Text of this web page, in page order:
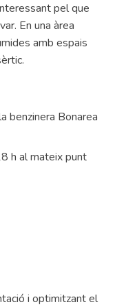
pel que
En una àrea
amb espais
benzinera Bonarea
h al mateix punt
i optimitzant el